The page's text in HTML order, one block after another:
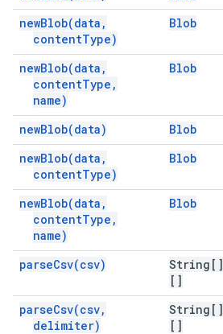
newBlob(data ,
contentType)
Blob
newBlob(data ,
contentType ,
name)
Blob
newBlob(data) Blob
newBlob(data ,
contentType)
Blob
newBlob(data ,
contentType ,
name)
Blob
parseCsv(csv)
String[]
[]
parseCsv(csv,
delimiter)
String[]
[]